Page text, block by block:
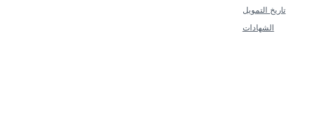
تاريخ التمويل
الشهادات